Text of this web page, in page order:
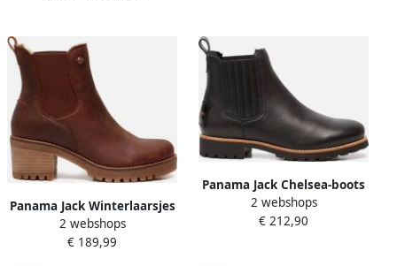
Panama Jack Winterlaarsjes
Pia met stretchinzetten aan
beide zijden
2 webshops
€ 189,99
Panama Jack Chelsea-boots
Brigitte Igloo met
binnenkant van lamsvacht
2 webshops
€ 212,90